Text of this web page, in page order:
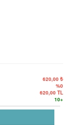
620,00 ₺
%0
620,00 TL
10+